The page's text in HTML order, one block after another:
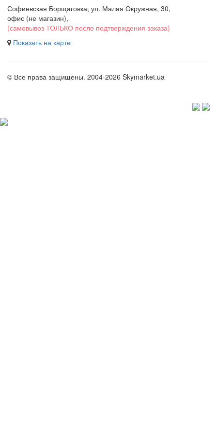
Софиевская Борщаговка, ул. Малая Окружная, 30,
офис (не магазин),
(самовывоз ТОЛЬКО после подтверждения заказа)
Показать на карте
© Все права защищены. 2004-2026 Skymarket.ua